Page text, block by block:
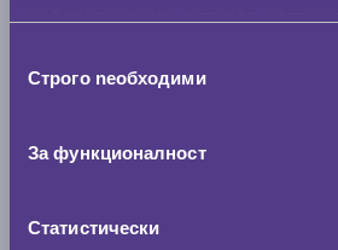
наСтрого nеобходими
За функционалност
Статистически